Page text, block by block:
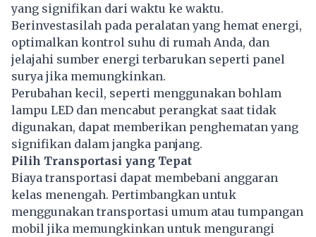
yang signifikan dari waktu ke waktu.
Berinvestasilah pada peralatan yang hemat energi,
optimalkan kontrol suhu di rumah Anda, dan
jelajahi sumber energi terbarukan seperti panel
surya jika memungkinkan.
Perubahan kecil, seperti menggunakan bohlam
lampu LED dan mencabut perangkat saat tidak
digunakan, dapat memberikan penghematan yang
signifikan dalam jangka panjang.
Pilih Transportasi yang Tepat
Biaya transportasi dapat membebani anggaran
kelas menengah. Pertimbangkan untuk
menggunakan transportasi umum atau tumpangan
mobil jika memungkinkan untuk mengurangi